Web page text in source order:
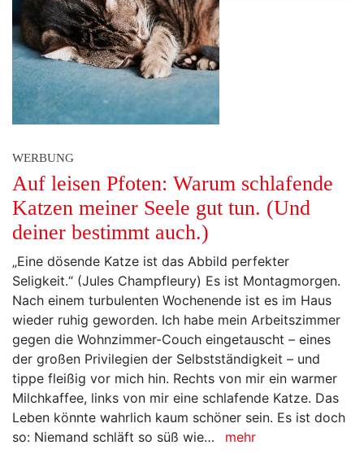
WERBUNG
Auf leisen Pfoten: Warum schlafende
Katzen meiner Seele gut tun. (Und
deiner bestimmt auch.)
„Eine dösende Katze ist das Abbild perfekter
Seligkeit.“ (Jules Champfleury) Es ist Montagmorgen.
Nach einem turbulenten Wochenende ist es im Haus
wieder ruhig geworden. Ich habe mein Arbeitszimmer
gegen die Wohnzimmer-Couch eingetauscht – eines
der großen Privilegien der Selbstständigkeit – und
tippe fleißig vor mich hin. Rechts von mir ein warmer
Milchkaffee, links von mir eine schlafende Katze. Das
Leben könnte wahrlich kaum schöner sein. Es ist doch
so: Niemand schläft so süß wie…
mehr